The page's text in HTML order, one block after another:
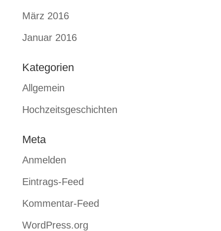
März 2016
Januar 2016
Kategorien
Allgemein
Hochzeitsgeschichten
Meta
Anmelden
Eintrags-Feed
Kommentar-Feed
WordPress.org